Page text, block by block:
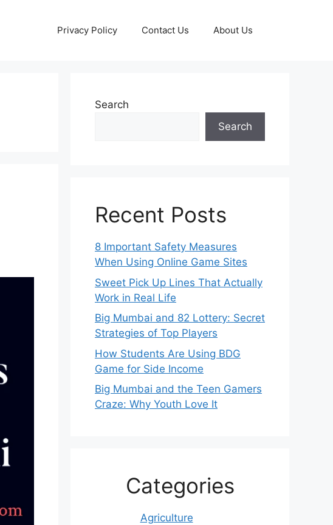
Privacy Policy Contact Us About Us
Search
Search
Recent Posts
8 Important Safety Measures
When Using Online Game Sites
Sweet Pick Up Lines That Actually
Work in Real Life
Big Mumbai and 82 Lottery: Secret
Strategies of Top Players
How Students Are Using BDG
Game for Side Income
Big Mumbai and the Teen Gamers
Craze: Why Youth Love It
Categories
Agriculture